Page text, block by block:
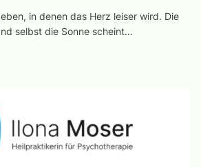
in denen das Herz leiser wird. Die
selbst die Sonne scheint…